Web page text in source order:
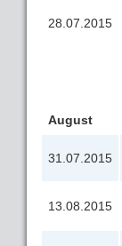
28.07.2015
August
31.07.2015
13.08.2015